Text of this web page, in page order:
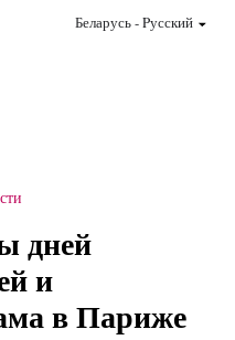
Беларусь-Pусский
дней
и
в Париже